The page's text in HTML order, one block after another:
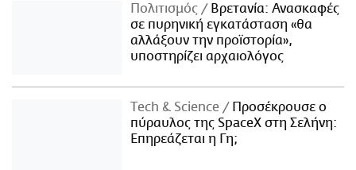
Πολιτισμός
Βρετανία: Ανασκαφές
σε πυρηνική εγκατάσταση «θα
αλλάξουν την προϊστορία»,
υποστηρίζει αρχαιολόγος
Τech & Science
Προσέκρουσε ο
πύραυλος της SpaceX στη Σελήνη:
Επηρεάζεται η Γη;